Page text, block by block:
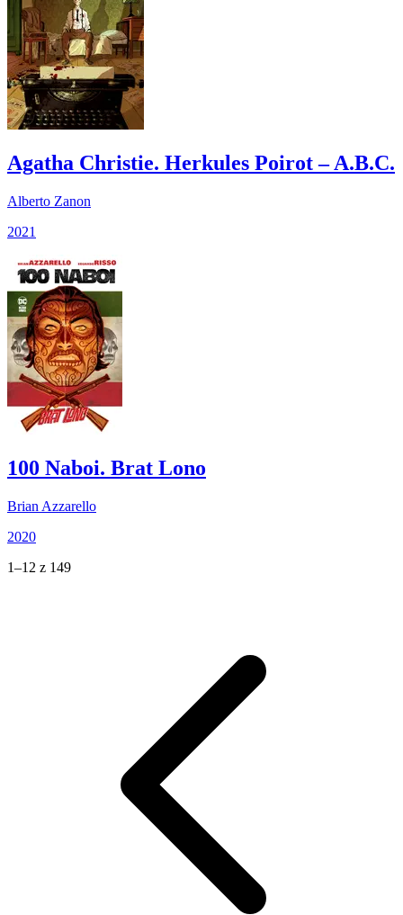
Agatha Christie. Herkules Poirot – A.B.C.
Alberto Zanon
2021
100 Naboi. Brat Lono
Brian Azzarello
2020
1–12 z 149